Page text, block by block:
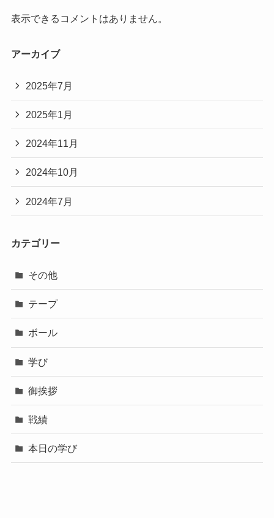
表示できるコメントはありません。
アーカイブ
2025年7月
2025年1月
2024年11月
2024年10月
2024年7月
カテゴリー
その他
テープ
ボール
学び
御挨拶
戦績
本日の学び